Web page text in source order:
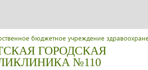
бюджетное учреждение
ГОРОДСКАЯ
№110